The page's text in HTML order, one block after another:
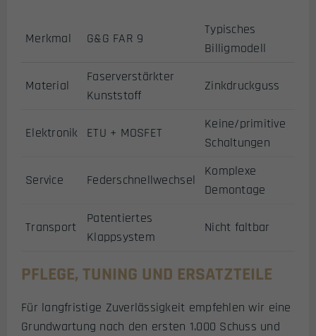
Merkmal G&G FAR 9
Typisches
Billigmodell
Material
Faserverstärkter
Kunststoff
Zinkdruckguss
Elektronik ETU + MOSFET
Keine/primitive
Schaltungen
Service Federschnellwechsel
Komplexe
Demontage
Transport
Patentiertes
Klappsystem
Nicht faltbar
PFLEGE, TUNING UND ERSATZTEILE
Für langfristige Zuverlässigkeit empfehlen wir eine
Grundwartung nach den ersten 1.000 Schuss und